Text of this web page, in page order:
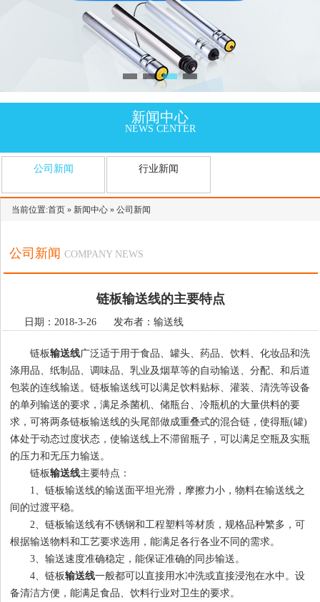
1 2 3 4
新闻中心
NEWS CENTER
公司新闻 行业新闻
当前位置:首页 » 新闻中心 » 公司新闻
公司新闻 COMPANY NEWS
链板输送线的主要特点
日期：2018-3-26 发布者：输送线
链板输送线广泛适于用于食品、罐头、药品、饮料、化妆品和洗
涤用品、纸制品、调味品、乳业及烟草等的自动输送、分配、和后道
包装的连线输送。链板输送线可以满足饮料贴标、灌装、清洗等设备
的单列输送的要求，满足杀菌机、储瓶台、冷瓶机的大量供料的要
求，可将两条链板输送线的头尾部做成重叠式的混合链，使得瓶(罐)
体处于动态过度状态，使输送线上不滞留瓶子，可以满足空瓶及实瓶
的压力和无压力输送。
链板输送线主要特点：
1、链板输送线的输送面平坦光滑，摩擦力小，物料在输送线之
间的过渡平稳。
2、链板输送线有不锈钢和工程塑料等材质，规格品种繁多，可
根据输送物料和工艺要求选用，能满足各行各业不同的需求。
3、输送速度准确稳定，能保证准确的同步输送。
4、链板输送线一般都可以直接用水冲洗或直接浸泡在水中。设
备清洁方便，能满足食品、饮料行业对卫生的要求。